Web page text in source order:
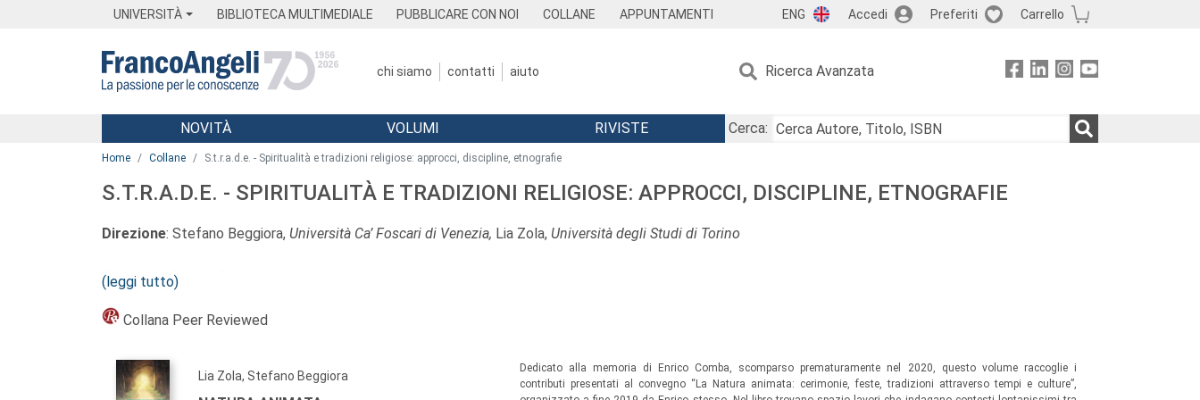
UNIVERSITÀ BIBLIOTECA MULTIMEDIALE PUBBLICARE CON NOI COLLANE APPUNTAMENTI ENG Accedi Preferiti Carrello
chi siamo contatti aiuto Ricerca Avanzata
Menu
NOVITÀ VOLUMI RIVISTE
Cerca:
Home Collane S.t.r.a.d.e. - Spiritualità e tradizioni religiose: approcci, discipline, etnografie
S.T.R.A.D.E. - SPIRITUALITÀ E TRADIZIONI RELIGIOSE: APPROCCI, DISCIPLINE, ETNOGRAFIE
Direzione: Stefano Beggiora, Università Ca’ Foscari di Venezia, Lia Zola, Università degli Studi di Torino
Comitato Scientifico
Giorgio Baruchello,Háskólinn á Akureyri/University of Akureyri, Islanda
Ignazio Buttitta,
Enrico Comba,
Università degli Studi di Torino
(leggi tutto)
Collana Peer Reviewed
Lia Zola, Stefano Beggiora
Dedicato alla memoria di Enrico Comba, scomparso prematuramente nel 2020, questo volume raccoglie i
contributi presentati al convegno “La Natura animata: cerimonie, feste, tradizioni attraverso tempi e culture”,